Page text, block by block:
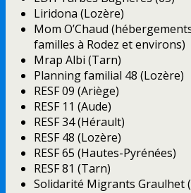
Liridona (Lozère)
Mom O’Chaud
familles à Rodez et environs)
Mrap Albi (Tarn)
Planning familial 48 (Lozère)
RESF 09 (Ariège)
RESF 11 (Aude)
RESF 34 (Hérault)
RESF 48 (Lozère)
RESF 65 (Hautes-Pyrénées)
RESF 81 (Tarn)
Solidarité Migrants Graulhet